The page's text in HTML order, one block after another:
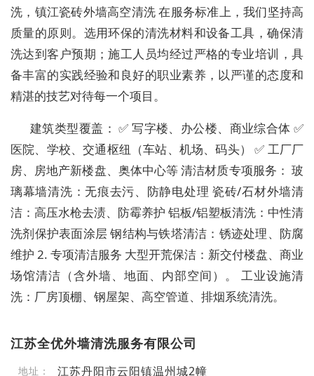
洗，镇江瓷砖外墙高空清洗 在服务标准上，我们坚持高
质量的原则。选用环保的清洗材料和设备工具，确保清
洗达到客户预期；施工人员均经过严格的专业培训，具
备丰富的实践经验和良好的职业素养，以严谨的态度和
精湛的技艺对待每一个项目。
建筑类型覆盖： ✅ 写字楼、办公楼、商业综合体 ✅
医院、学校、交通枢纽（车站、机场、码头） ✅ 工厂厂
房、房地产新楼盘、奥体中心等 清洁材质专项服务： 玻
璃幕墙清洗：无痕去污、防静电处理 瓷砖/石材外墙清
洁：高压水枪去渍、防霉养护 铝板/铝塑板清洗：中性清
洗剂保护表面涂层 钢结构与铁塔清洁：锈迹处理、防腐
维护 2. 专项清洁服务 大型开荒保洁：新交付楼盘、商业
场馆清洁（含外墙、地面、内部空间）。 工业设施清
洗：厂房顶棚、钢屋架、高空管道、排烟系统清洗。
江苏全优外墙清洗服务有限公司
地址： 江苏丹阳市云阳镇温州城2幢